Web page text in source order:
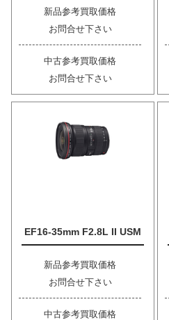
新品参考買取価格
お問合せ下さい
中古参考買取価格
お問合せ下さい
EF16-35mm F2.8L II USM
新品参考買取価格
お問合せ下さい
中古参考買取価格